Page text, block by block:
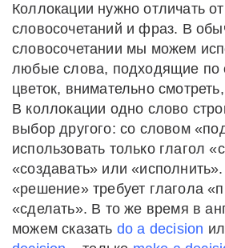
Коллокации нужно отличать
словосочетаний и фраз. В
словосочетании мы можем
любые слова, подходящие по
цветок, внимательно
В коллокации одно слово
выбор другого: со словом
использовать только глагол
«создавать» или
«решение» требует глагола
«сделать». В то же время в
можем сказать do a decision